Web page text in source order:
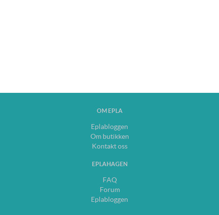
OM EPLA
Eplabloggen
Om butikken
Kontakt oss
EPLAHAGEN
FAQ
Forum
Eplabloggen